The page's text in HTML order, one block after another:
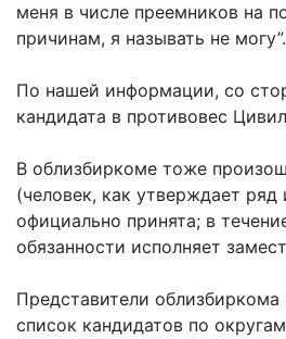
меня в числе преемников на
причинам, я называть не
По нашей информации, со
кандидата в противовес
В облизбиркоме тоже
(человек, как утверждает
официально принята; в
обязанности исполняет
Представители
список кандидатов по